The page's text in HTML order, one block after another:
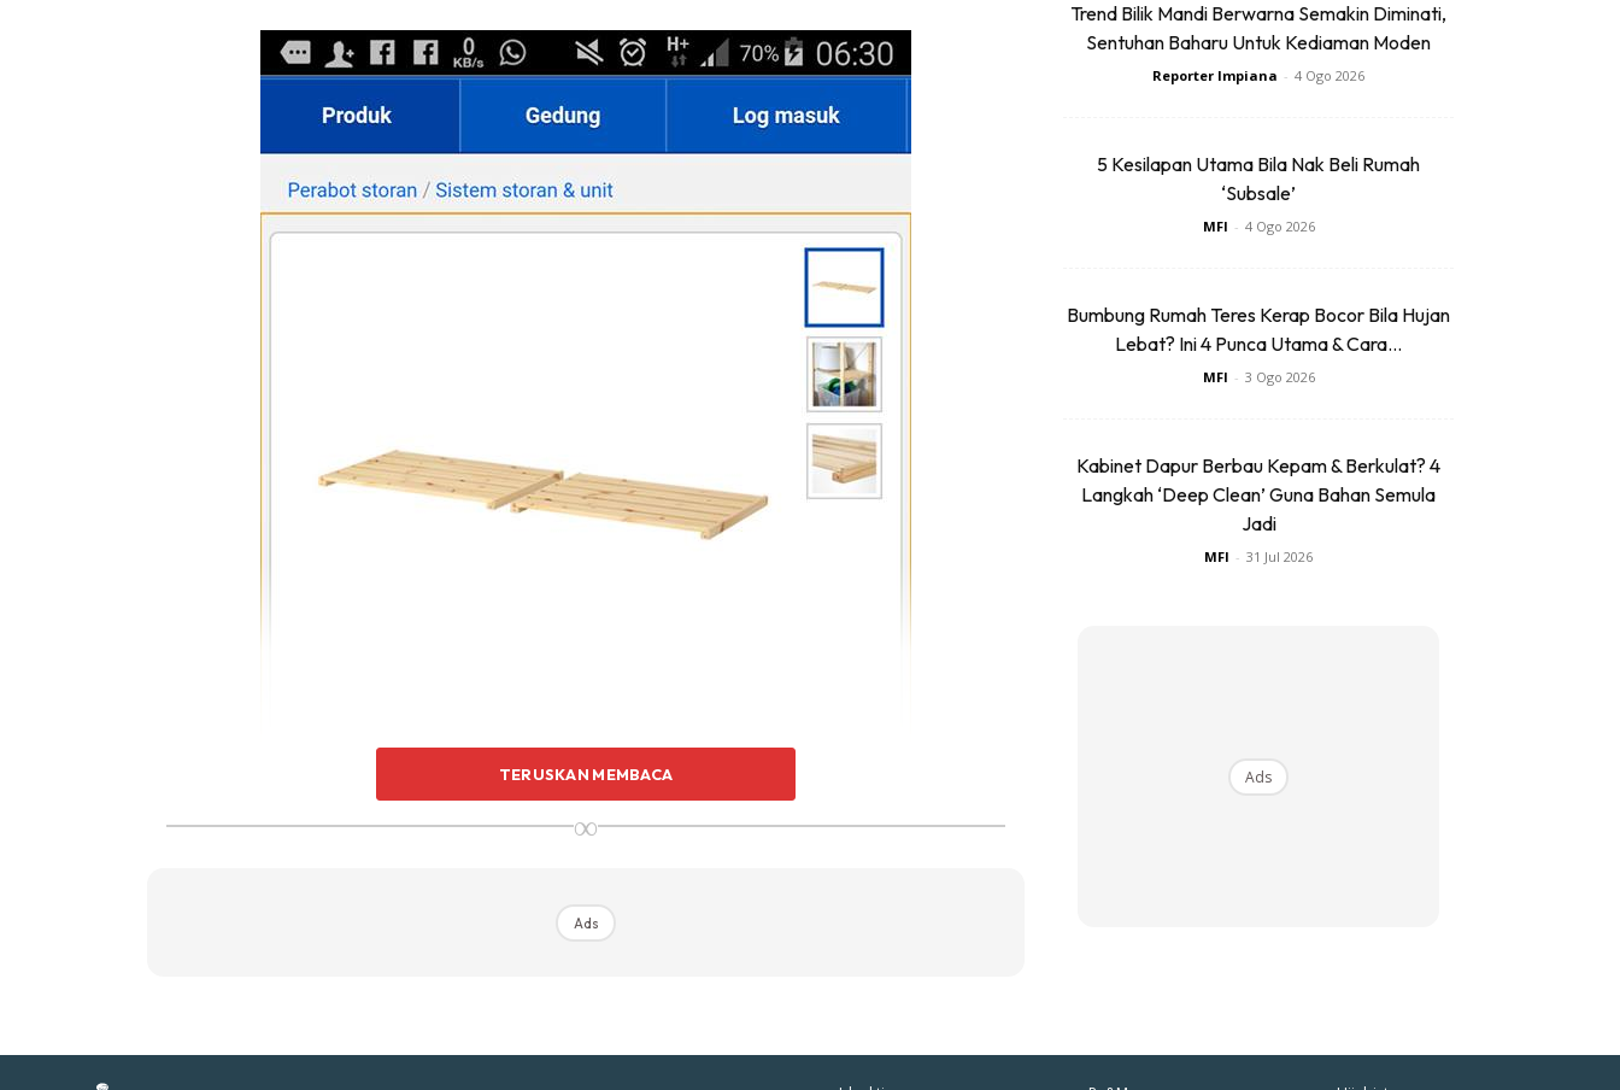
Hartanah
High Rise
Landed
Beli Di Mana
Buat Sendiri
Sembang Dekor
Sembang Laman
TERUSKAN MEMBACA
∞
Ads
Trend Bilik Mandi Berwarna Semakin Diminati,
Sentuhan Baharu Untuk Kediaman Moden
Reporter Impiana - 4 Ogo 2026
5 Kesilapan Utama Bila Nak Beli Rumah
‘Subsale’
MFI - 4 Ogo 2026
Bumbung Rumah Teres Kerap Bocor Bila Hujan
Lebat? Ini 4 Punca Utama & Cara...
MFI - 3 Ogo 2026
Kabinet Dapur Berbau Kepam & Berkulat? 4
Langkah ‘Deep Clean’ Guna Bahan Semula
Jadi
MFI - 31 Jul 2026
Ads